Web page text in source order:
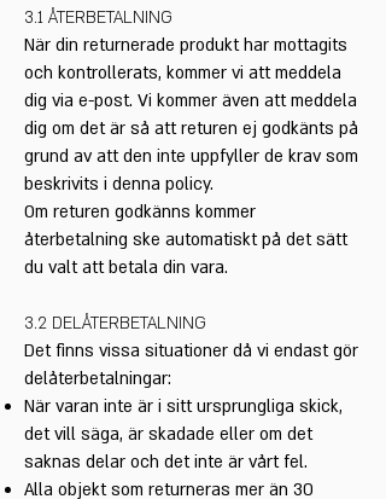
3.1 ÅTERBETALNING
När din returnerade produkt har mottagits
och kontrollerats, kommer vi att meddela
dig via e-post. Vi kommer även att meddela
dig om det är så att returen ej godkänts på
grund av att den inte uppfyller de krav som
beskrivits i denna policy.
Om returen godkänns kommer
återbetalning ske automatiskt på det sätt
du valt att betala din vara.
3.2 DELÅTERBETALNING
Det finns vissa situationer då vi endast gör
delåterbetalningar:
När varan inte är i sitt ursprungliga skick,
det vill säga, är skadade eller om det
saknas delar och det inte är vårt fel.
Alla objekt som returneras mer än 30